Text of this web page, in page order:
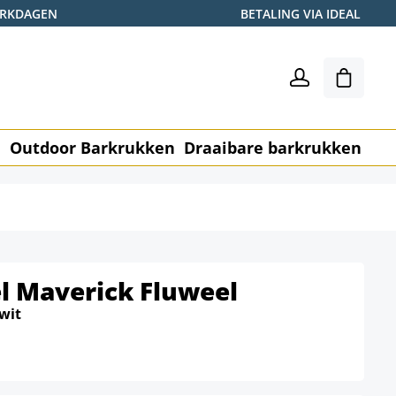
BETALING VIA IDEAL
Outdoor Barkrukken Draaibare barkrukken
Maverick Fluweel